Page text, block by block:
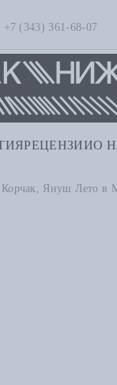
+7 (343) 361-68-07
РЕЦЕНЗИИО
Корчак, Януш Лето в